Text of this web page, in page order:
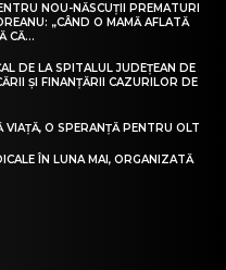
NOU-NĂSCUȚII PREMATURI
„CÂND O MAMĂ AFLATĂ
CĂ...
DE LA SPITALUL JUDEȚEAN DE
ȘI FINANȚĂRII CAZURILOR DE
O SPERANȚĂ PENTRU OLT
ÎN LUNA MAI, ORGANIZATĂ